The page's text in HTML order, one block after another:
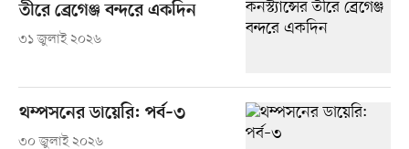
তীরে ব্রেগেঞ্জ বন্দরে একদিন
৩১ জুলাই ২০২৬
থম্পসনের ডায়েরি: পর্ব–৩
৩০ জুলাই ২০২৬